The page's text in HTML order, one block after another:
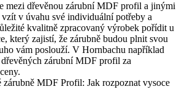
mezi dřevěnou zárubní MDF profil a jinými
v úvahu své individuální potřeby a
kvalitně zpracovaný výrobek pořídit u
který zajistí, že zárubně budou plnit svou
vám poslouží. V Hornbachu například
zárubní MDF profil za